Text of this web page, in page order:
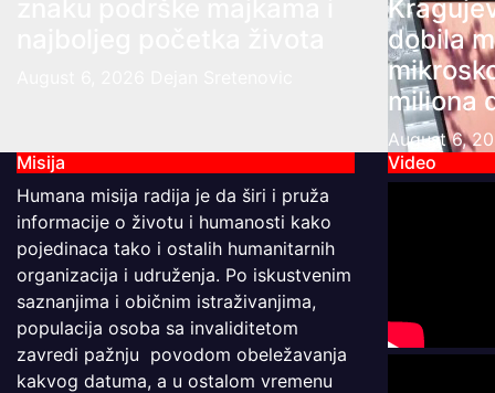
dobila
miliona
August 6,
Misija
Humana misija radija je da širi i pruža
informacije o životu i humanosti kako
pojedinaca tako i ostalih humanitarnih
organizacija i udruženja. Po iskustvenim
saznanjima i običnim istraživanjima,
populacija osoba sa invaliditetom
zavredi pažnju povodom obeležavanja
kakvog datuma, a u ostalom vremenu
Video